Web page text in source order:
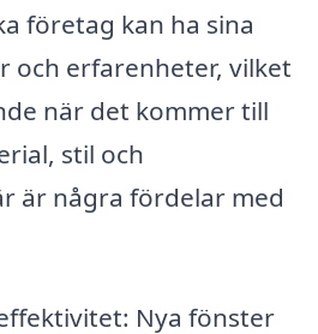
företag kan ha sina
och erfarenheter, vilket
när det kommer till
stil och
är några fördelar med
Nya fönster